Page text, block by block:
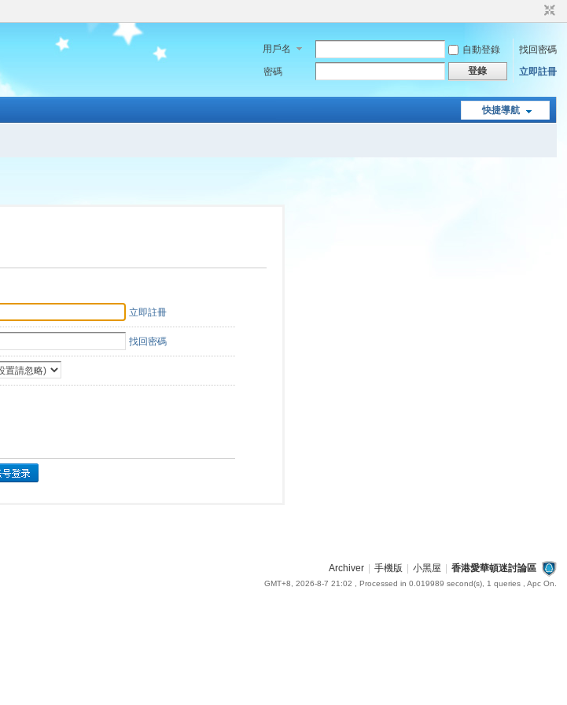
用戶名 自動登錄
找回密碼
密碼
登錄 立即註冊
快捷導航
立即註冊
找回密碼
Archiver 手機版 小黑屋 香港愛華頓迷討論區
GMT+8, 2026-8-7 21:02 , Processed in 0.019989 second(s), 1 queries , Apc On.